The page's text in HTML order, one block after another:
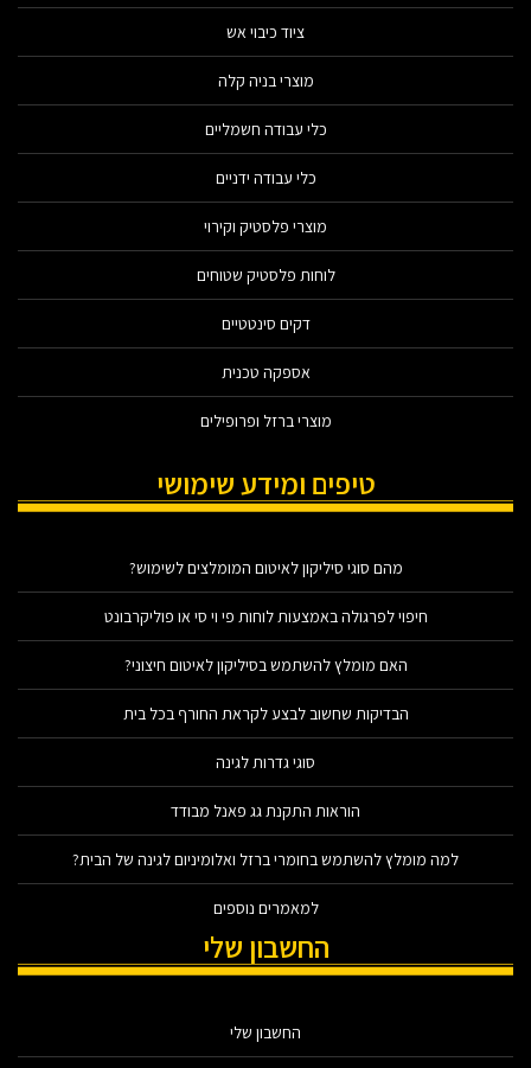
ציוד כיבוי אש
מוצרי בניה קלה
כלי עבודה חשמליים
כלי עבודה ידניים
מוצרי פלסטיק וקירוי
לוחות פלסטיק שטוחים
דקים סינטטיים
אספקה טכנית
מוצרי ברזל ופרופילים
טיפים ומידע שימושי
מהם סוגי סיליקון לאיטום המומלצים לשימוש?
חיפוי לפרגולה באמצעות לוחות פי וי סי או פוליקרבונט
האם מומלץ להשתמש בסיליקון לאיטום חיצוני?
הבדיקות שחשוב לבצע לקראת החורף בכל בית
סוגי גדרות לגינה
הוראות התקנת גג פאנל מבודד
למה מומלץ להשתמש בחומרי ברזל ואלומיניום לגינה של הבית?
למאמרים נוספים
החשבון שלי
החשבון שלי